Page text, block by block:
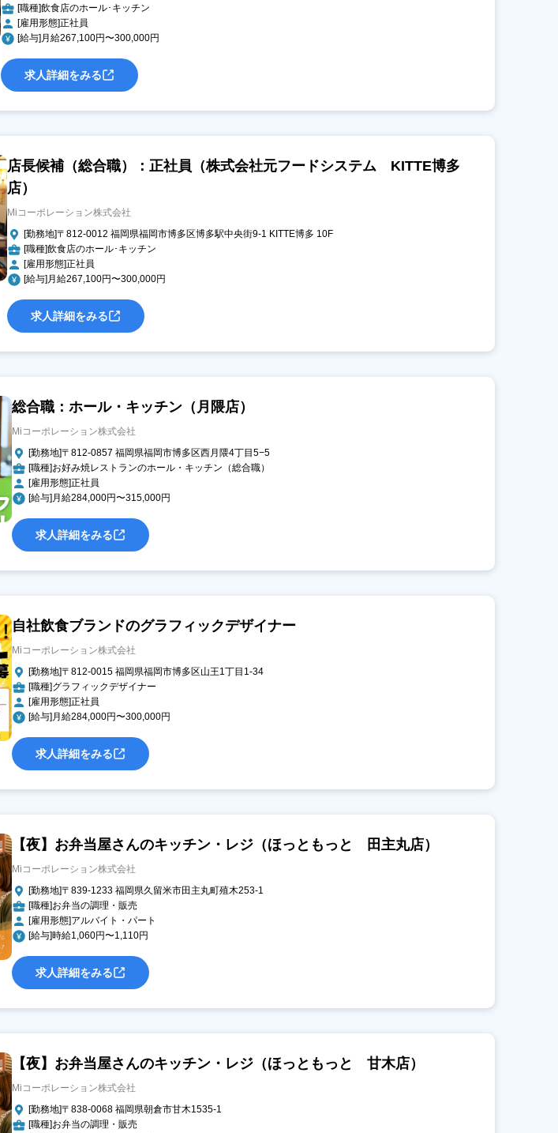
[職種]飲食店のホール･キッチン
[雇用形態]正社員
[給与]月給267,100円〜300,000円
求人詳細をみる
店長候補（総合職）：正社員（株式会社元フードシステム KITTE博多
店）
Miコーポレーション株式会社
[勤務地]〒812-0012 福岡県福岡市博多区博多駅中央街9-1 KITTE博多 10F
[職種]飲食店のホール･キッチン
[雇用形態]正社員
[給与]月給267,100円〜300,000円
求人詳細をみる
総合職：ホール・キッチン（月隈店）
Miコーポレーション株式会社
[勤務地]〒812-0857 福岡県福岡市博多区西月隈4丁目5−5
[職種]お好み焼レストランのホール・キッチン（総合職）
[雇用形態]正社員
[給与]月給284,000円〜315,000円
求人詳細をみる
自社飲食ブランドのグラフィックデザイナー
Miコーポレーション株式会社
[勤務地]〒812-0015 福岡県福岡市博多区山王1丁目1-34
[職種]グラフィックデザイナー
[雇用形態]正社員
[給与]月給284,000円〜300,000円
求人詳細をみる
【夜】お弁当屋さんのキッチン・レジ（ほっともっと 田主丸店）
Miコーポレーション株式会社
[勤務地]〒839-1233 福岡県久留米市田主丸町殖木253-1
[職種]お弁当の調理・販売
[雇用形態]アルバイト・パート
[給与]時給1,060円〜1,110円
求人詳細をみる
【夜】お弁当屋さんのキッチン・レジ（ほっともっと 甘木店）
Miコーポレーション株式会社
[勤務地]〒838-0068 福岡県朝倉市甘木1535-1
[職種]お弁当の調理・販売